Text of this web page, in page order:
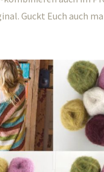
Guckt Euch auch